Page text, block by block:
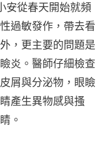
安從春天開始就頻
過敏發作，帶去看
，更主要的問題是
炎。醫師仔細檢查
屑與分泌物，眼瞼
產生異物感與搔
。